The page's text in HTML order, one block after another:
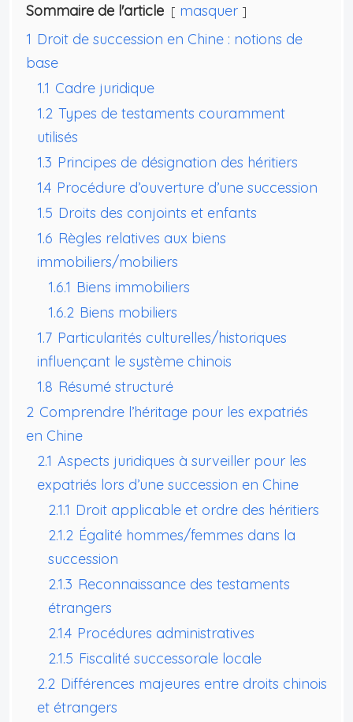
Sommaire de l'article
masquer
1 Droit de succession en Chine : notions de
base
1.1 Cadre juridique
1.2 Types de testaments couramment
utilisés
1.3 Principes de désignation des héritiers
1.4 Procédure d’ouverture d’une succession
1.5 Droits des conjoints et enfants
1.6 Règles relatives aux biens
immobiliers/mobiliers
1.6.1 Biens immobiliers
1.6.2 Biens mobiliers
1.7 Particularités culturelles/historiques
influençant le système chinois
1.8 Résumé structuré
2 Comprendre l’héritage pour les expatriés
en Chine
2.1 Aspects juridiques à surveiller pour les
expatriés lors d’une succession en Chine
2.1.1 Droit applicable et ordre des héritiers
2.1.2 Égalité hommes/femmes dans la
succession
2.1.3 Reconnaissance des testaments
étrangers
2.1.4 Procédures administratives
2.1.5 Fiscalité successorale locale
2.2 Différences majeures entre droits chinois
et étrangers